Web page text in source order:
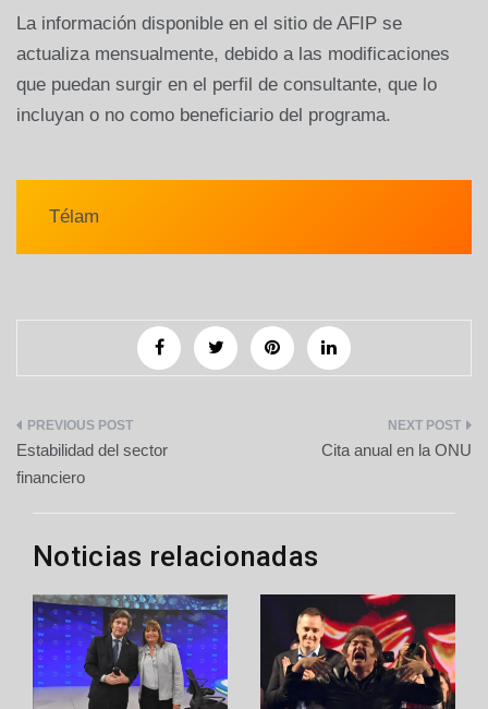
La información disponible en el sitio de AFIP se
actualiza mensualmente, debido a las modificaciones
que puedan surgir en el perfil de consultante, que lo
incluyan o no como beneficiario del programa.
Télam
Navegación
de
entradas
Estabilidad del sector
financiero
Cita anual en la ONU
Noticias relacionadas